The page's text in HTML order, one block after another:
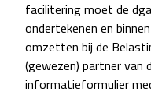
facilitering moet de
ondertekenen en
omzetten bij de
(gewezen) partner van
informatieformulier